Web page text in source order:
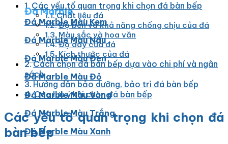
Đá Marble
Đá Marble Màu Kem
Đá Marble Màu Nâu
Đá Marble Màu Đen
Đá Marble Màu Đỏ
Đá Marble Màu Vàng
Đá Marble Màu Trắng
Đá Marble Màu Xanh
Các yếu tố quan trọng khi chọn đá bàn bếp
Chất liệu đá
Độ bền và khả năng chống chịu của đá
Màu sắc và hoa văn
Độ dày của đá
Kích thước của đá
Cách chọn đá bàn bếp dựa vào chi phí và ngân
sách
Hướng dẫn bảo dưỡng, bảo trì đá bàn bếp
Các lưu ý khi chọn đá bàn bếp
Các yếu tố quan trọng khi chọn đá
bàn bếp